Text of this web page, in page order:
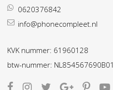
0620376842
info@phonecompleet.nl
KVK nummer: 61960128
btw-nummer: NL854567690B01